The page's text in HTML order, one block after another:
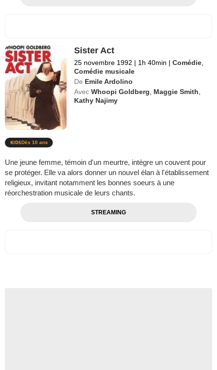
Sister Act
25 novembre 1992 | 1h 40min | Comédie
Comédie musicale
De Emile Ardolino
Avec Whoopi Goldberg Maggie Smith
Kathy Najimy
Dès 10 ans
Une jeune femme, témoin d'un meurtre, intègre un couvent pour
se protéger. Elle va alors donner un nouvel élan à l'établissement
religieux, invitant notamment les bonnes soeurs à une
réorchestration musicale de leurs chants.
STREAMING